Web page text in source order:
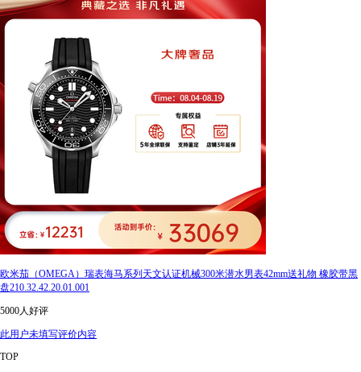
欧米茄（OMEGA）瑞表海马系列天文认证机械300米潜水男表42mm送礼物 橡胶带黑
盘210.32.42.20.01.001
5000人好评
此用户未填写评价内容
TOP